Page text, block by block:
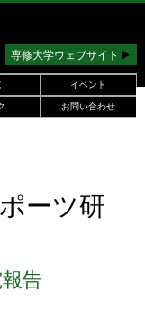
専修大学ウェブサイト ▶︎
イベント
お問い合わせ
ーツ研
告